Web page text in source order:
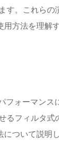
。これらの
方法を理解
フォーマン
るフィルタ式
ついて説明し